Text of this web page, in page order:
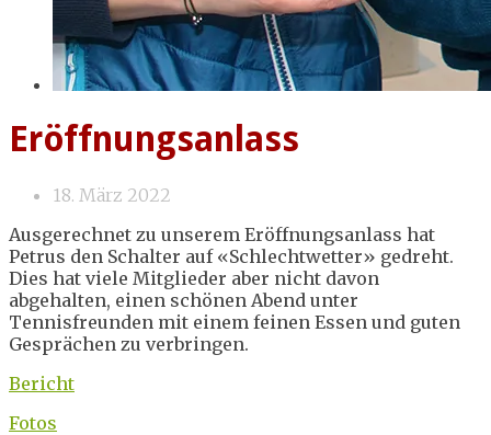
Eröffnungsanlass
18. März 2022
Ausgerechnet zu unserem Eröffnungsanlass hat
Petrus den Schalter auf «Schlechtwetter» gedreht.
Dies hat viele Mitglieder aber nicht davon
abgehalten, einen schönen Abend unter
Tennisfreunden mit einem feinen Essen und guten
Gesprächen zu verbringen.
Bericht
Fotos